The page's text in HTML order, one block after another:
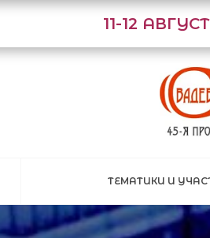
11-12
ТЕМАТИКИ И